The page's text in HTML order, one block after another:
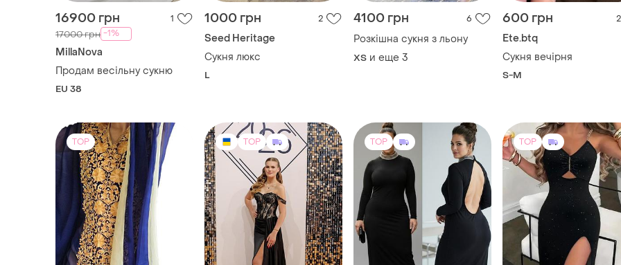
16900 грн 1
17000 грн -1%
MillaNova
Продам весільну сукню
EU 38
1000 грн 2
Seed Heritage
Сукня люкс
L
4100 грн 6
Розкішна сукня з льону
ХS и еще 3
600 грн 2
Ete.btq
Сукня вечірня
S-M
TOP TOP TOP TOP